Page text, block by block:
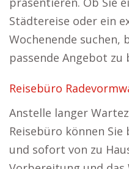
Städtereise oder ein
Wochenende suchen,
passende Angebot zu
Reisebüro
Anstelle langer
Reisebüro können Sie
und sofort von zu